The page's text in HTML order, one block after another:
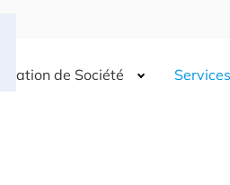
Création de Société